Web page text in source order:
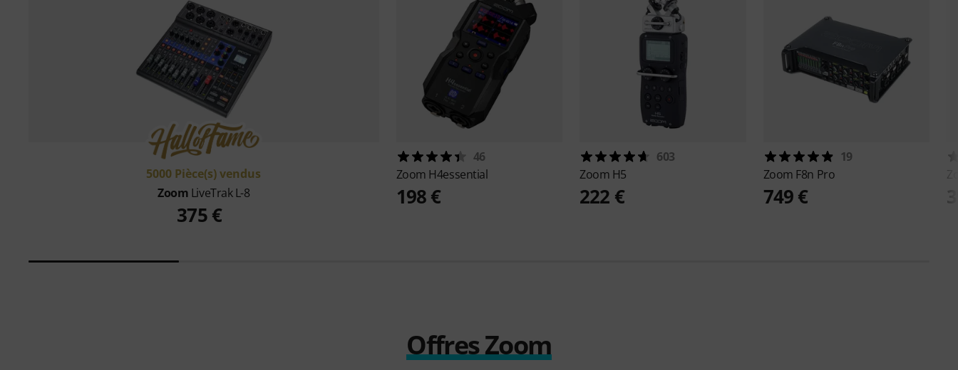
5000 Pièce(s) vendus
Zoom LiveTrak L-8
375 €
46
Zoom H4essential
198 €
603
Zoom H5
222 €
19
Zoom F8n Pro
749 €
Offres Zoom